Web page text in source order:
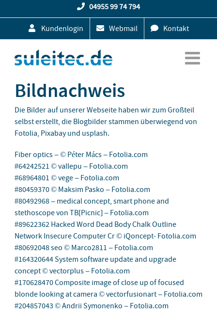
Inhalt
04955 99 74 794
Kundenlogin Webmail Kontakt
Bildnachweis
Die Bilder auf unserer Webseite haben wir zum Großteil
selbst erstellt, die Blogbilder stammen überwiegend von
Fotolia, Pixabay und usplash.
Fiber optics – © Péter Mács – Fotolia.com
#64242521 © vallepu – Fotolia.com
#68964801 © vege – Fotolia.com
#80459370 © Maksim Pasko – Fotolia.com
#80492968 – medical concept, smart phone and
stethoscope von TB[Picnic] – Fotolia.com
#89622362 Hacked Word Dead Body Chalk Outline
Network Insecure Computer Cr © iQoncept- Fotolia.com
#80692048 seo © Marco2811 – Fotolia.com
#164320644 System software update and upgrade
concept © vectorplus – Fotolia.com
#170628470 Composite image of close up of focused
blonde looking at camera © vectorfusionart – Fotolia.com
#204857043 © Andrii Symonenko – Fotolia.com